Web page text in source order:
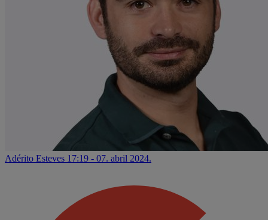
Adérito Esteves 17:19 - 07. abril 2024.